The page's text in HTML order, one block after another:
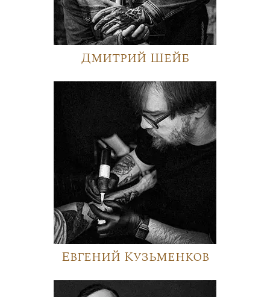
Дмитрий Шейб
Евгений Кузьменков